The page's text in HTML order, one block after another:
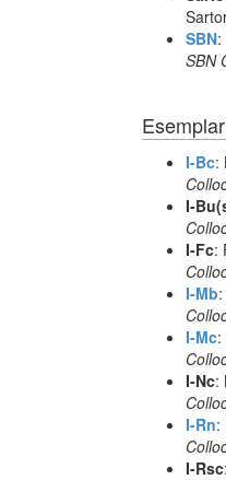
SBN:
SBN
I-Bc:
I-
I-Fc:
I-Mb
I-Mc:
I-Nc:
I-Rn:
I-Rsc